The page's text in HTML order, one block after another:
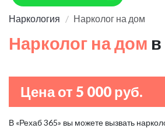
Наркология Нарколог на дом
Нарколог на дом
Цена от 5 000 руб.
В «Рехаб 365» вы можете вызвать